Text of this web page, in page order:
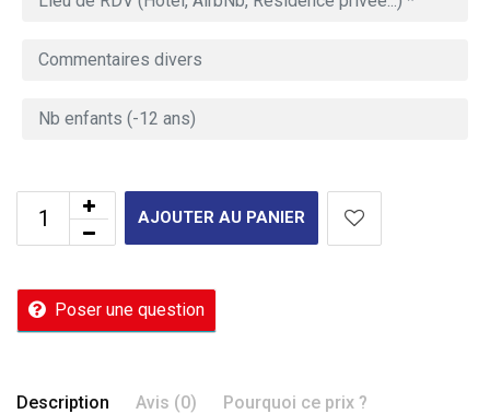
AJOUTER AU PANIER
Poser une question
Description Avis (0) Pourquoi ce prix ?